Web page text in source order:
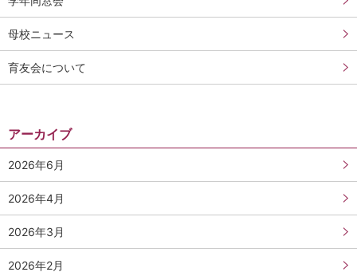
母校ニュース
育友会について
アーカイブ
2026年6月
2026年4月
2026年3月
2026年2月